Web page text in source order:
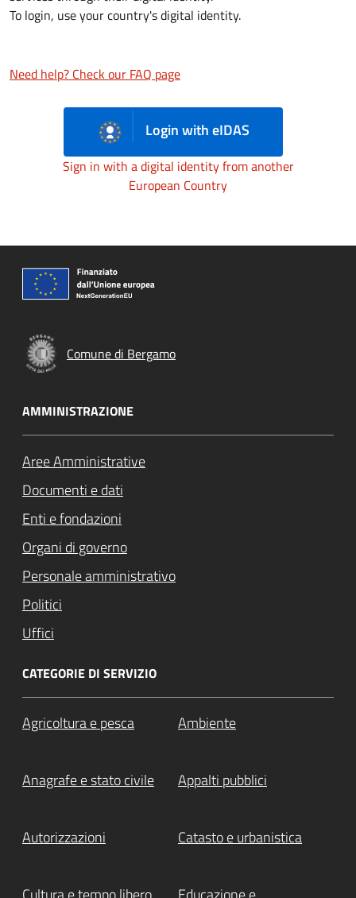
To login, use your country's digital identity.
Need help? Check our FAQ page
Login with eIDAS
Sign in with a digital identity from another
European Country
Comune di Bergamo
AMMINISTRAZIONE
Aree Amministrative
Documenti e dati
Enti e fondazioni
Organi di governo
Personale amministrativo
Politici
Uffici
CATEGORIE DI SERVIZIO
Agricoltura e pesca Ambiente
Anagrafe e stato civile Appalti pubblici
Autorizzazioni Catasto e urbanistica